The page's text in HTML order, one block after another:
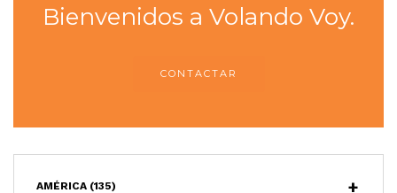
Bienvenidos a Volando Voy.
CONTACTAR
AMÉRICA (135)